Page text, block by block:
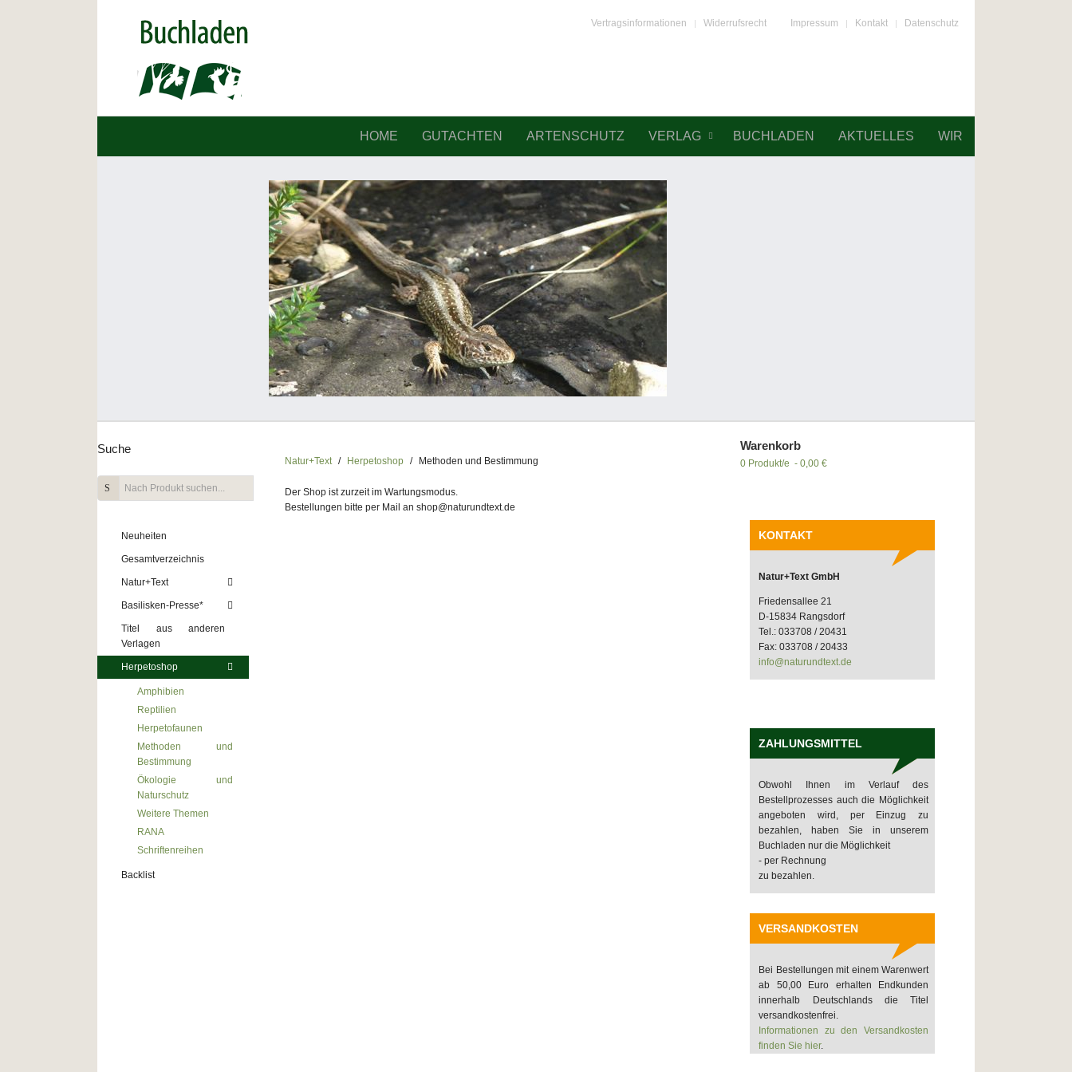
Impressum Kontakt Datenschutz
Vertragsinformationen Widerrufsrecht
HOME GUTACHTEN ARTENSCHUTZ VERLAG BUCHLADEN AKTUELLES WIR
Natur+Text Herpetoshop Methoden und Bestimmung
Der Shop ist zurzeit im Wartungsmodus.
Bestellungen bitte per Mail an shop@naturundtext.de
Suche
Neuheiten
Gesamtverzeichnis
Natur+Text
Basilisken-Presse*
Titel aus anderen
Verlagen
Herpetoshop
Amphibien
Reptilien
Herpetofaunen
Methoden und
Bestimmung
Ökologie und
Naturschutz
Weitere Themen
RANA
Schriftenreihen
Backlist
Warenkorb
0 Produkt/e - 0,00 €
KONTAKT
Natur+Text GmbH
Friedensallee 21
D-15834 Rangsdorf
Tel.: 033708 / 20431
Fax: 033708 / 20433
info@naturundtext.de
ZAHLUNGSMITTEL
Obwohl Ihnen im Verlauf des
Bestellprozesses auch die Möglichkeit
angeboten wird, per Einzug zu
bezahlen, haben Sie in unserem
Buchladen nur die Möglichkeit
- per Rechnung
zu bezahlen.
VERSANDKOSTEN
Bei Bestellungen mit einem Warenwert
ab 50,00 Euro erhalten Endkunden
innerhalb Deutschlands die Titel
versandkostenfrei.
Informationen zu den Versandkosten
finden Sie hier.